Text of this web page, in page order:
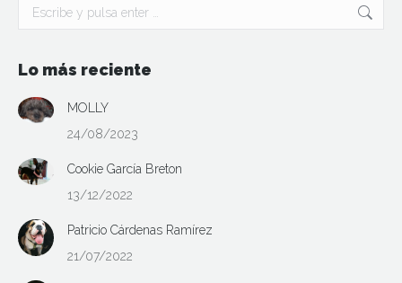
Buscar:
Lo más reciente
MOLLY
24/08/2023
Cookie García Breton
13/12/2022
Patricio Cárdenas Ramírez
21/07/2022